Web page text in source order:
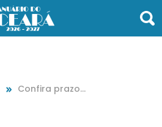
Confira prazos